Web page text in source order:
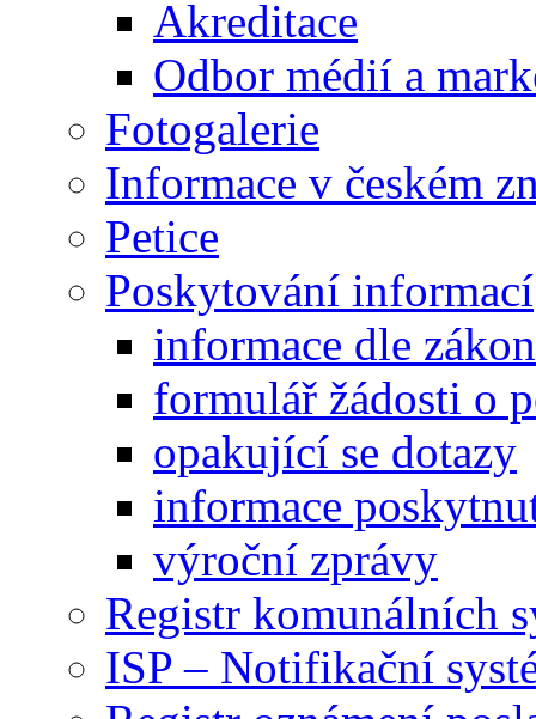
Akreditace
Odbor médií a
Fotogalerie
Informace v českém
Petice
Poskytování informací
informace dle
formulář žádosti o
opakující se dotazy
informace
výroční zprávy
Registr komunálních
ISP – Notifikační